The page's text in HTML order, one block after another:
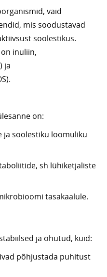
vaid
mis soodustavad
soolestikus.
inuliin,
ja
on:
soolestiku loomuliku
sh lühiketjaliste
tasakaalule.
ja ohutud, kuid:
põhjustada puhitust